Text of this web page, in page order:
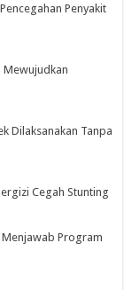
Penyakit
Mewujudkan
Dilaksanakan Tanpa
Cegah Stunting
Menjawab Program